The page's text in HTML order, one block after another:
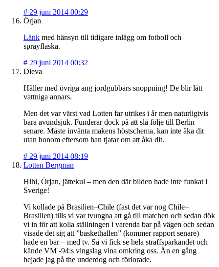
# 29 juni 2014 00:29
Örjan
Länk med hänsyn till tidigare inlägg om fotboll och
sprayflaska.
# 29 juni 2014 00:32
Dieva
Håller med övriga ang jordgubbars snoppning! De blir lätt
vattniga annars.
Men det var värst vad Lotten far utrikes i år men naturligtvis
bara avundsjuk. Funderar dock på att slå följe till Berlin
senare. Måste invänta makens höstschema, kan inte åka dit
utan honom eftersom han tjatar om att åka dit.
# 29 juni 2014 08:19
Lotten Bergman
Hihi, Örjan, jättekul – men den där bilden hade inte funkat i
Sverige!
Vi kollade på Brasilien–Chile (fast det var nog Chile–
Brasilien) tills vi var tvungna att gå till matchen och sedan dök
vi in för att kolla ställningen i varenda bar på vägen och sedan
visade det sig att ”baskethallen” (kommer rapport senare)
hade en bar – med tv. Så vi fick se hela straffsparkandet och
kände VM -94:s vingslag vina omkring oss. Än en gång
hejade jag på the underdog och förlorade.